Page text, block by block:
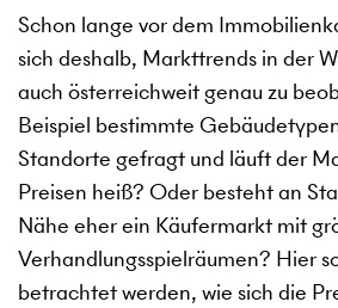
Schon lange vor dem
sich deshalb, Markttrends in der
auch österreichweit genau zu
Beispiel bestimmte
Standorte gefragt und läuft der
Preisen heiß? Oder besteht an
Nähe eher ein Käufermarkt mit
Verhandlungsspielräumen? Hier
betrachtet werden, wie sich die